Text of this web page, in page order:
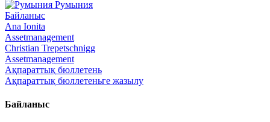
Румыния
Байланыс
Ana Ionita
Assetmanagement
Christian Trepetschnigg
Assetmanagement
Ақпараттық бюллетень
Ақпараттық бюллетеньге жазылу
Байланыс